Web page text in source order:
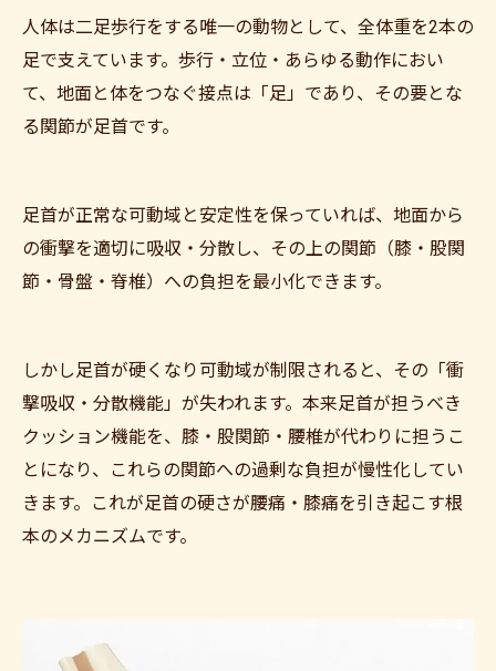
人体は二足歩行をする唯一の動物として、全体重を2本の
足で支えています。歩行・立位・あらゆる動作におい
て、地面と体をつなぐ接点は「足」であり、その要とな
る関節が足首です。
足首が正常な可動域と安定性を保っていれば、地面から
の衝撃を適切に吸収・分散し、その上の関節（膝・股関
節・骨盤・脊椎）への負担を最小化できます。
しかし足首が硬くなり可動域が制限されると、その「衝
撃吸収・分散機能」が失われます。本来足首が担うべき
クッション機能を、膝・股関節・腰椎が代わりに担うこ
とになり、これらの関節への過剰な負担が慢性化してい
きます。これが足首の硬さが腰痛・膝痛を引き起こす根
本のメカニズムです。